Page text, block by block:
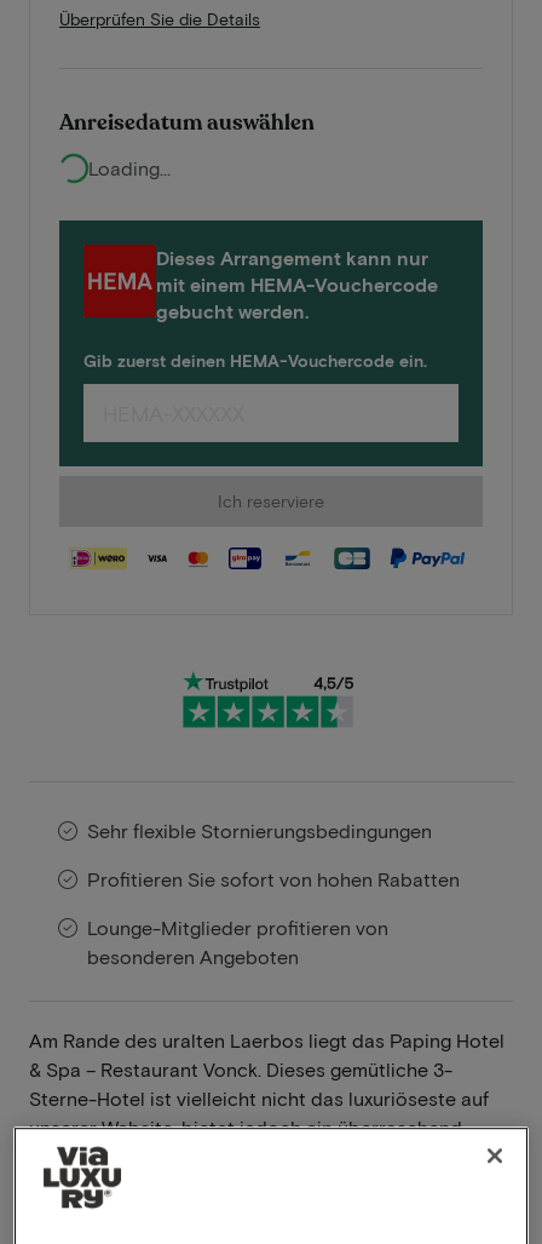
Überprüfen Sie die Details
Anreisedatum auswählen
Loading...
Dieses Arrangement kann nur
mit einem HEMA-Vouchercode
gebucht werden.
Gib zuerst deinen HEMA-Vouchercode ein.
Ich reserviere
Sehr flexible Stornierungsbedingungen
Profitieren Sie sofort von hohen Rabatten
Lounge-Mitglieder profitieren von
besonderen Angeboten
Am Rande des uralten Laerbos liegt das Paping Hotel
& Spa – Restaurant Vonck. Dieses gemütliche 3-
Sterne-Hotel ist vielleicht nicht das luxuriöseste auf
unserer Website, bietet jedoch ein überraschend
umfassendes Angebot zu einem fairen Preis. Die Lage
ist ideal: direkt am Bahnhof und nur wenige
Gehminuten vom lebendigen Stadtzentrum Ommen